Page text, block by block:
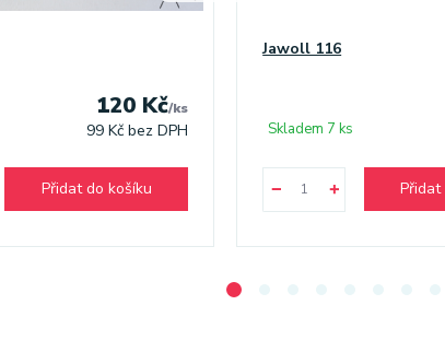
120 Kč/ks
99 Kčbez DPH
Přidat do košíku
Jawoll 116
Skladem 7 ks
Přidat